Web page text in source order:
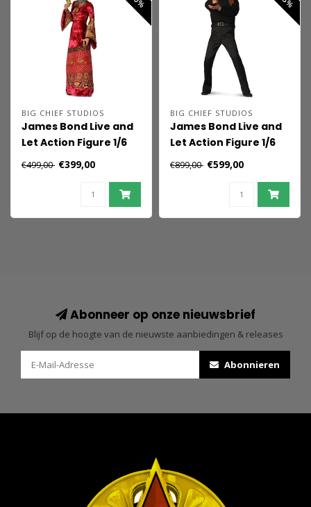
BIG CHIEF STUDIOS
James Bond Live and
Let Action Figure 1/6
Solitaire 30 cm
€499,00 €399,00
BIG CHIEF STUDIOS
James Bond Live and
Let Action Figure 1/6
James Bond 30 cm
€899,00 €599,00
Abonneer op onze nieuwsbrief
Blijf op de hoogte van de nieuwste aanbiedingen & releases
Abonnieren